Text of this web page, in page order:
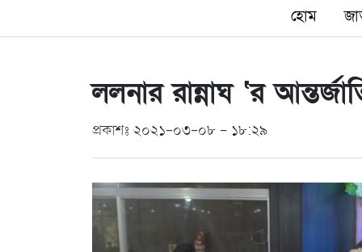
হোম
ললনার রান্নাঘ ‘র
প্রকাশঃ ২০২১-০৩-০৮ - ১৮:২৯